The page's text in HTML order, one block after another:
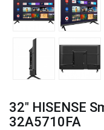
32" HISENSE
32A5710FA